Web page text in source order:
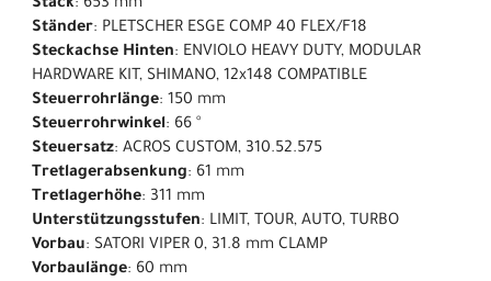
Stack: 653 mm
Ständer: PLETSCHER ESGE COMP 40 FLEX/F18
Steckachse Hinten: ENVIOLO HEAVY DUTY, MODULAR
HARDWARE KIT, SHIMANO, 12x148 COMPATIBLE
Steuerrohrlänge: 150 mm
Steuerrohrwinkel: 66 °
Steuersatz: ACROS CUSTOM, 310.52.575
Tretlagerabsenkung: 61 mm
Tretlagerhöhe: 311 mm
Unterstützungsstufen: LIMIT, TOUR, AUTO, TURBO
Vorbau: SATORI VIPER 0, 31.8 mm CLAMP
Vorbaulänge: 60 mm